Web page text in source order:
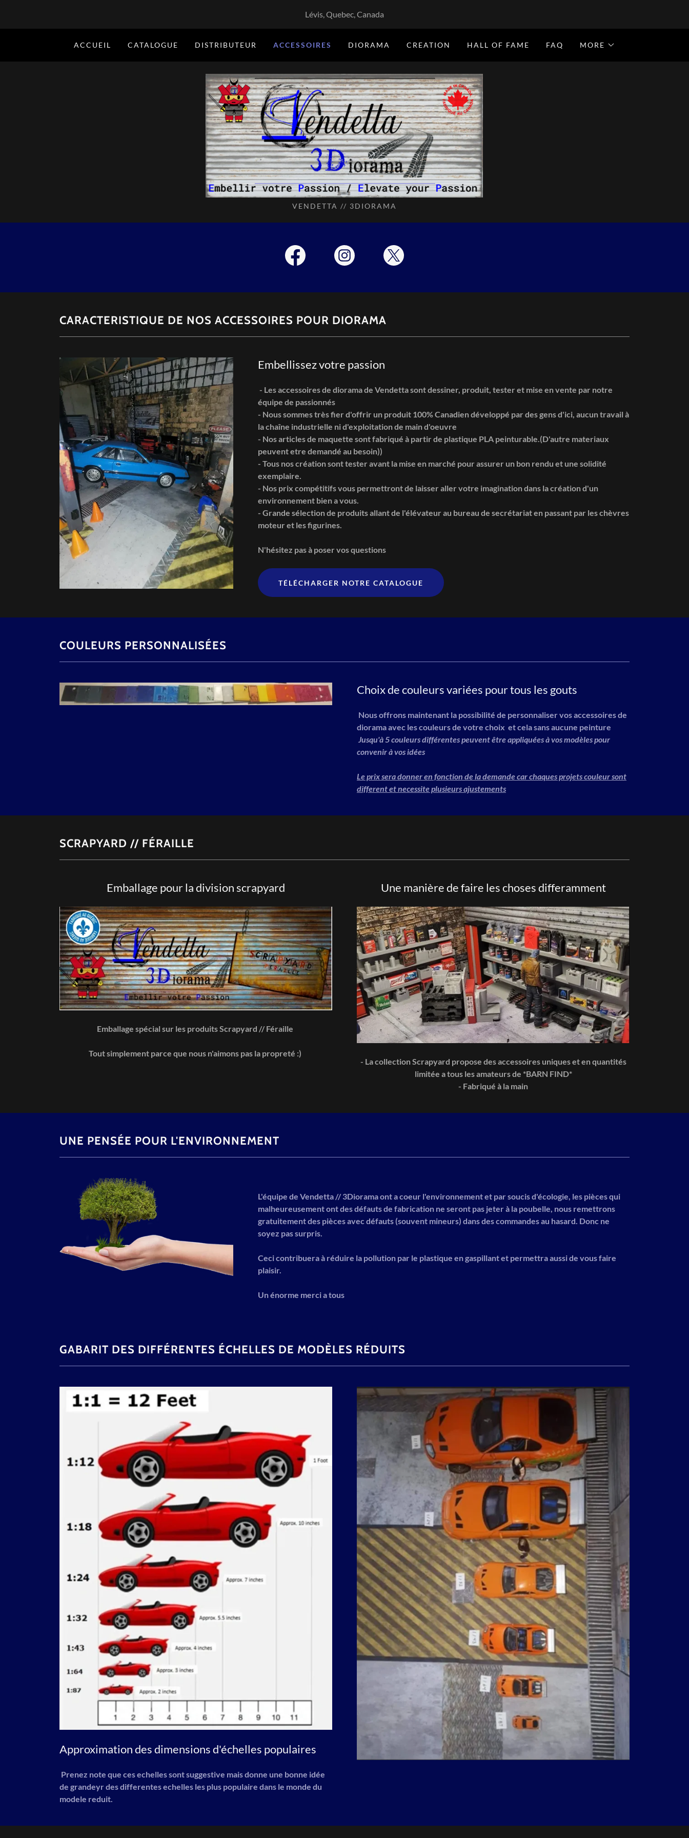
Lévis, Quebec, Canada
ACCUEIL CATALOGUE DISTRIBUTEUR ACCESSOIRES DIORAMA CREATION HALL OF FAME FAQ MORE
VENDETTA // 3DIORAMA
CARACTERISTIQUE DE NOS ACCESSOIRES POUR DIORAMA
Embellissez votre passion
- Les accessoires de diorama de Vendetta sont dessiner, produit, tester et mise en vente par notre
équipe de passionnés
- Nous sommes très fier d'offrir un produit 100% Canadien développé par des gens d'ici, aucun travail à
la chaîne industrielle ni d'exploitation de main d'oeuvre
- Nos articles de maquette sont fabriqué à partir de plastique PLA peinturable.(D'autre materiaux
peuvent etre demandé au besoin))
- Tous nos création sont tester avant la mise en marché pour assurer un bon rendu et une solidité
exemplaire.
- Nos prix compétitifs vous permettront de laisser aller votre imagination dans la création d'un
environnement bien a vous.
- Grande sélection de produits allant de l'élévateur au bureau de secrétariat en passant par les chèvres
moteur et les figurines.
N'hésitez pas à poser vos questions
TÉLÉCHARGER NOTRE CATALOGUE
COULEURS PERSONNALISÉES
Choix de couleurs variées pour tous les gouts
Nous offrons maintenant la possibilité de personnaliser vos accessoires de
diorama avec les couleurs de votre choix et cela sans aucune peinture
Jusqu'à 5 couleurs différentes peuvent être appliquées à vos modèles pour
convenir à vos idées
Le prix sera donner en fonction de la demande car chaques projets couleur sont
different et necessite plusieurs ajustements
SCRAPYARD // FÉRAILLE
Emballage pour la division scrapyard
Emballage spécial sur les produits Scrapyard // Féraille
Tout simplement parce que nous n'aimons pas la propreté :)
Une manière de faire les choses differamment
- La collection Scrapyard propose des accessoires uniques et en quantités
limitée a tous les amateurs de *BARN FIND*
- Fabriqué à la main
UNE PENSÉE POUR L'ENVIRONNEMENT
L'équipe de Vendetta // 3Diorama ont a coeur l'environnement et par soucis d'écologie, les pièces qui
malheureusement ont des défauts de fabrication ne seront pas jeter à la poubelle, nous remettrons
gratuitement des pièces avec défauts (souvent mineurs) dans des commandes au hasard. Donc ne
soyez pas surpris.
Ceci contribuera à réduire la pollution par le plastique en gaspillant et permettra aussi de vous faire
plaisir.
Un énorme merci a tous
GABARIT DES DIFFÉRENTES ÉCHELLES DE MODÈLES RÉDUITS
Approximation des dimensions d'échelles populaires
Prenez note que ces echelles sont suggestive mais donne une bonne idée
de grandeyr des differentes echelles les plus populaire dans le monde du
modele reduit.